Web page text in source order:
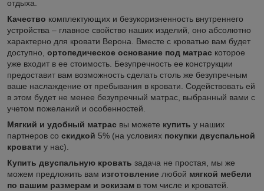
отдыха.
Качество комплектующих и безукоризненность внутреннего
устройства – главное свойство наших изделий, оно абсолютно
характерно для кровати Верона. Вместе с кроватью вам будет
доступно, ортопедическое основание под матрас которое
уже входит в ее стоимость. Безупречность ее конструкции
предоставит вам возможность сделать столь же безупречным
ваше наслаждение от пребывания в кровати. Содействовать ей
в этом будет не менее безупречный матрас, выбранный вами с
учетом пожеланий и особенностей.
Мягкий и удобный матрас вы можете купить у наших
партнеров со скидкой 5% (на условиях покупки двуспальной
кровати у нас).
Купить двуспальную кровать задача не простая, мы же
можем предложить вам изготовление любой мягкой мебели
по вашим размерам и эскизам в том числе и кроватей.